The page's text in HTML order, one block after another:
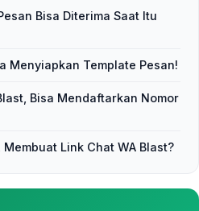
Bisa Diterima Saat Itu
Menyiapkan Template Pesan!
Bisa Mendaftarkan Nomor
Link Chat WA Blast?